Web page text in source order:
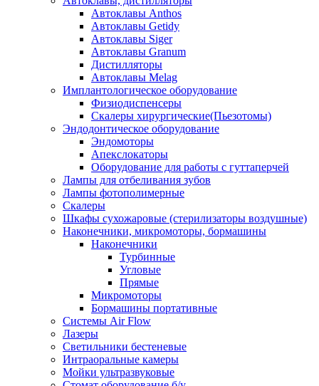
Автоклавы Anthos
Автоклавы Getidy
Автоклавы Siger
Автоклавы Granum
Дистилляторы
Автоклавы Melag
Имплантологическое оборудование
Физиодиспенсеры
Скалеры хирургические(Пьезотомы)
Эндодонтическое оборудование
Эндомоторы
Апекслокаторы
Оборудование для работы с гуттаперчей
Лампы для отбеливания зубов
Лампы фотополимерные
Скалеры
Шкафы сухожаровые (стерилизаторы воздушные)
Наконечники, микромоторы, бормашины
Наконечники
Турбинные
Угловые
Прямые
Микромоторы
Бормашины портативные
Системы Air Flow
Лазеры
Светильники бестеневые
Интраоральные камеры
Мойки ультразвуковые